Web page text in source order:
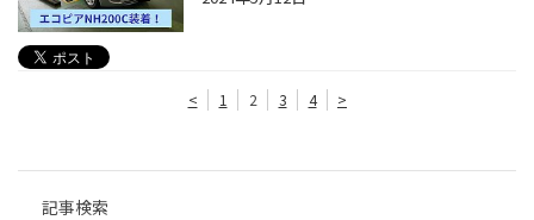
< 1 2 3 4 >
記事検索